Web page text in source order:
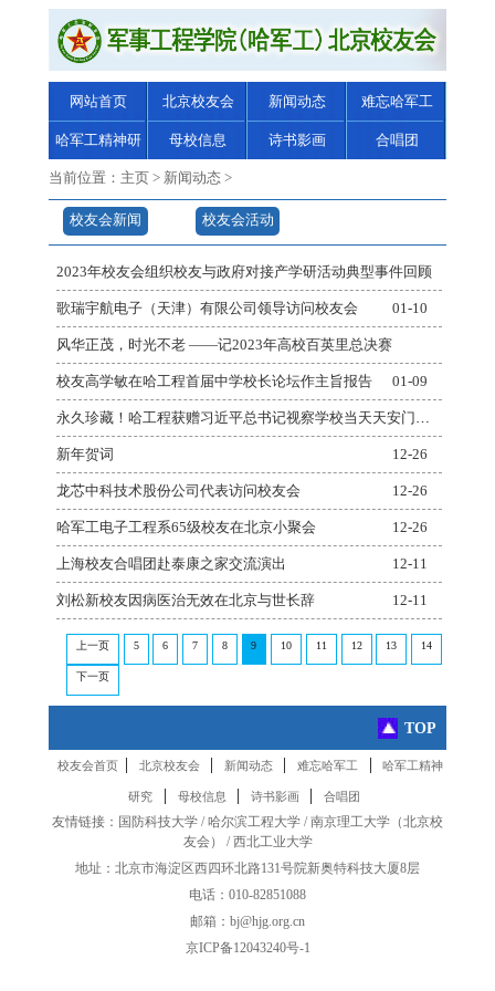
网站首页 北京校友会 新闻动态 难忘哈军工
哈军工精神研
究
母校信息 诗书影画 合唱团
当前位置： 主页 > 新闻动态 >
校友会新闻 校友会活动
2023年校友会组织校友与政府对接产学研活动典型事件回顾
01-14
歌瑞宇航电子（天津）有限公司领导访问校友会 01-10
风华正茂，时光不老 ——记2023年高校百英里总决赛
01-09
校友高学敏在哈工程首届中学校长论坛作主旨报告 01-09
01-05
新年贺词 12-26
龙芯中科技术股份公司代表访问校友会 12-26
哈军工电子工程系65级校友在北京小聚会 12-26
上海校友合唱团赴泰康之家交流演出 12-11
刘松新校友因病医治无效在北京与世长辞 12-11
上一页 5 6 7 8 9 10 11 12 13 14
下一页
TOP
校友会首页 | 北京校友会 | 新闻动态 | 难忘哈军工 | 哈军工精神
研究 | 母校信息 | 诗书影画 | 合唱团
友情链接： 国防科技大学 /哈尔滨工程大学 /南京理工大学 （北京校
友会） /西北工业大学
地址：北京市海淀区西四环北路131号院新奥特科技大厦8层
电话：010-82851088
邮箱：bj@hjg.org.cn
京ICP备12043240号-1